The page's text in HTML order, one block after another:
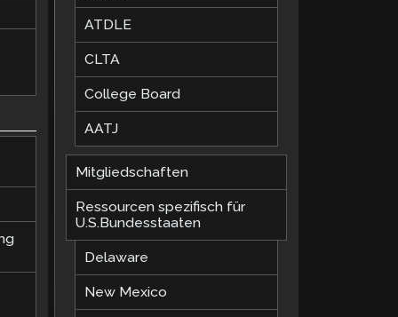
ATDLE
CLTA
College Board
AATJ
Mitgliedschaften
Ressourcen spezifisch für
U.S.Bundesstaaten
Delaware
New Mexico